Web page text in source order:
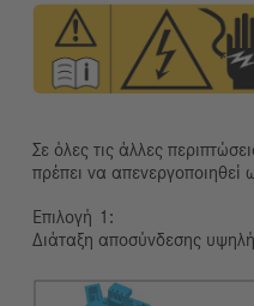
Σε όλες τις άλλες
πρέπει να απενεργοποιηθεί
Επιλογή
Διάταξη αποσύνδεσης